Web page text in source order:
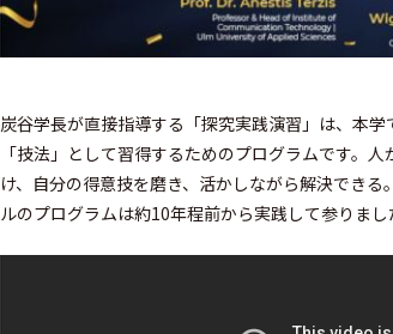
炭谷学長が直接指導する「探究実践演習」は、本
「技法」として習得するためのプログラムです。
け、自分の得意技を磨き、活かしながら解決でき
ルのプログラムは約10年程前から実践して参りまし